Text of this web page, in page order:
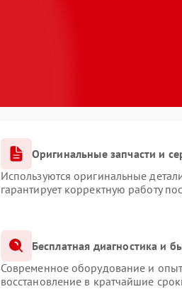
Оригинальные запчасти и
Используются оригинальные
гарантирует корректную работу
Бесплатная диагностика и
Современное оборудование и
восстановление в кратчайшие